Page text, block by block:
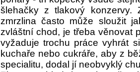
šlehačky z tlakový konzervy.
zmrzlina často může sloužit
zvláštní chod, je třeba věnovat
vyžaduje trochu práce vyhrát
kuchaře nebo cukráře, aby z
specialitu, dodal jí neobvyklý